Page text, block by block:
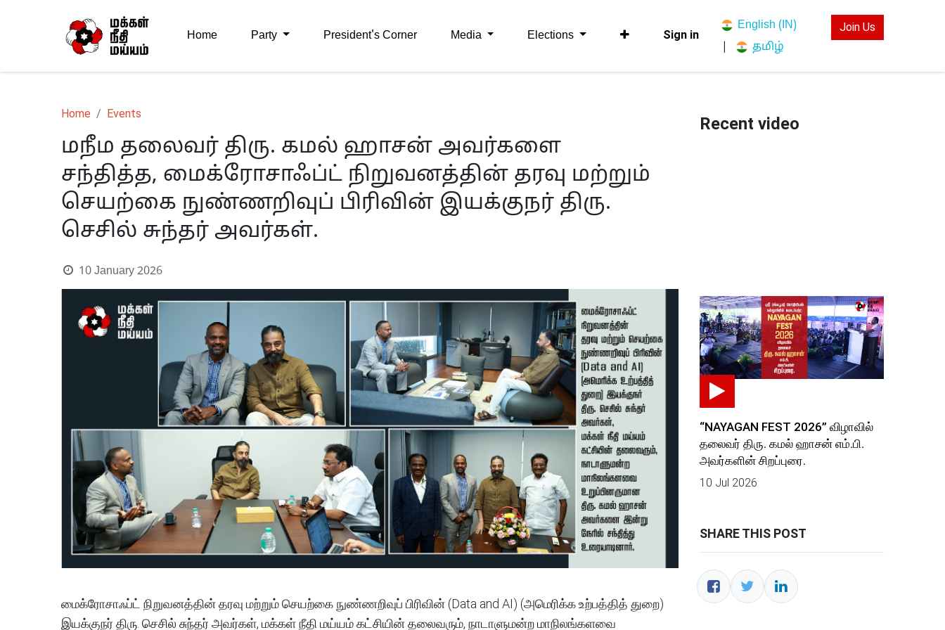
Home Party President's Corner Media Elections Sign in
English (IN)
தமிழ்
Join Us
Home Events
மநீம தலைவர் திரு. கமல் ஹாசன் அவர்களை
சந்தித்த, மைக்ரோசாஃப்ட் நிறுவனத்தின் தரவு மற்றும்
செயற்கை நுண்ணறிவுப் பிரிவின் இயக்குநர் திரு.
செசில் சுந்தர் அவர்கள்.
10 January 2026
மைக்ரோசாஃப்ட் நிறுவனத்தின் தரவு மற்றும் செயற்கை நுண்ணறிவுப் பிரிவின் (Data and AI) (அமெரிக்க உற்பத்தித் துறை)
இயக்குநர் திரு. செசில் சுந்தர் அவர்கள், மக்கள் நீதி மய்யம் கட்சியின் தலைவரும், நாடாளுமன்ற மாநிலங்களவை
Recent video
“NAYAGAN FEST 2026” விழாவில்
தலைவர் திரு. கமல் ஹாசன் எம்.பி.
அவர்களின் சிறப்புரை.
10 Jul 2026
SHARE THIS POST